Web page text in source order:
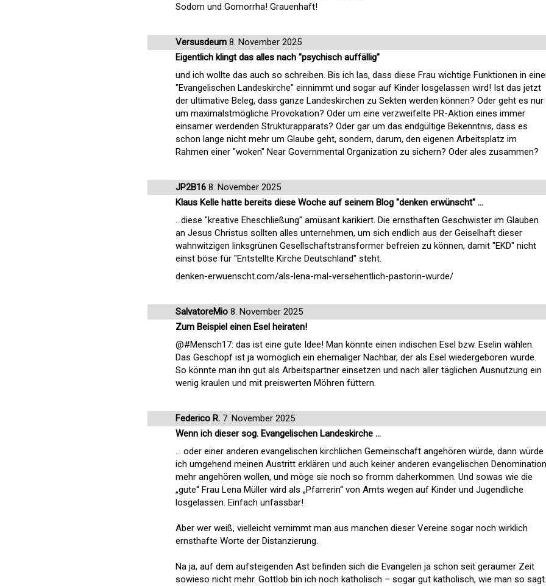
Sodom und Gomorrha! Grauenhaft!
Versusdeum 8. November 2025
Eigentlich klingt das alles nach "psychisch auffällig"
und ich wollte das auch so schreiben. Bis ich las, dass diese Frau wichtige Funktionen in
"Evangelischen Landeskirche" einnimmt und sogar auf Kinder losgelassen wird! Ist das jetzt
der ultimative Beleg, dass ganze Landeskirchen zu Sekten werden können? Oder geht es nur
um maximalstmögliche Provokation? Oder um eine verzweifelte PR-Aktion eines immer
einsamer werdenden Strukturapparats? Oder gar um das endgültige Bekenntnis, dass es
schon lange nicht mehr um Glaube geht, sondern, darum, den eigenen Arbeitsplatz im
Rahmen einer "woken" Near Governmental Organization zu sichern? Oder ales zusammen?
JP2B16 8. November 2025
Klaus Kelle hatte bereits diese Woche auf seinem Blog "denken erwünscht" ...
...diese "kreative Eheschließung" amüsant karikiert. Die ernsthaften Geschwister im Glauben
an Jesus Christus sollten alles unternehmen, um sich endlich aus der Geiselhaft dieser
wahnwitzigen linksgrünen Gesellschaftstransformer befreien zu können, damit "EKD" nicht
einst böse für "Entstellte Kirche Deutschland" steht.
denken-erwuenscht.com/als-lena-mal-versehentlich-pastorin-wurde/
SalvatoreMio 8. November 2025
Zum Beispiel einen Esel heiraten!
@#Mensch17: das ist eine gute Idee! Man könnte einen indischen Esel bzw. Eselin wählen.
Das Geschöpf ist ja womöglich ein ehemaliger Nachbar, der als Esel wiedergeboren wurde.
So könnte man ihn gut als Arbeitspartner einsetzen und nach aller täglichen Ausnutzung ein
wenig kraulen und mit preiswerten Möhren füttern.
Federico R. 7. November 2025
Wenn ich dieser sog. Evangelischen Landeskirche …
... oder einer anderen evangelischen kirchlichen Gemeinschaft angehören würde, dann würde
ich umgehend meinen Austritt erklären und auch keiner anderen evangelischen Denomination
mehr angehören wollen, und möge sie noch so fromm daherkommen. Und sowas wie die
„gute“ Frau Lena Müller wird als „Pfarrerin“ von Amts wegen auf Kinder und Jugendliche
losgelassen. Einfach unfassbar!
Aber wer weiß, vielleicht vernimmt man aus manchen dieser Vereine sogar noch wirklich
ernsthafte Worte der Distanzierung.
Na ja, auf dem aufsteigenden Ast befinden sich die Evangelen ja schon seit geraumer Zeit
sowieso nicht mehr. Gottlob bin ich noch katholisch – sogar gut katholisch, wie man so sagt.